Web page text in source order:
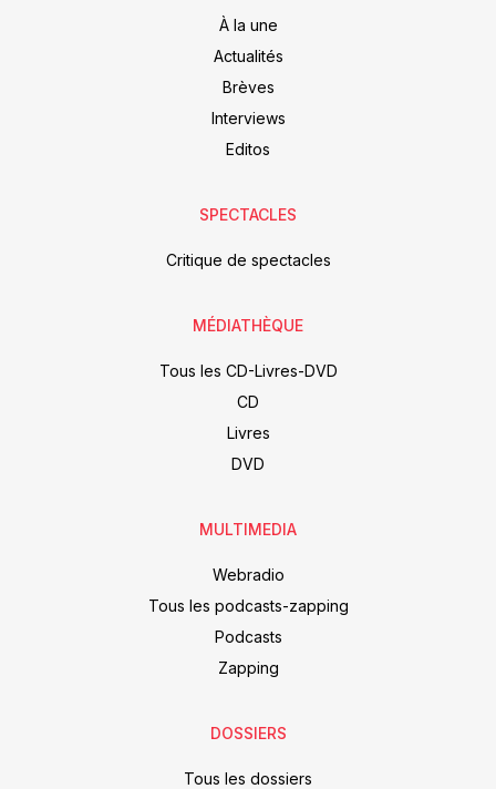
À la une
Actualités
Brèves
Interviews
Editos
SPECTACLES
Critique de spectacles
MÉDIATHÈQUE
Tous les CD-Livres-DVD
CD
Livres
DVD
MULTIMEDIA
Webradio
Tous les podcasts-zapping
Podcasts
Zapping
DOSSIERS
Tous les dossiers